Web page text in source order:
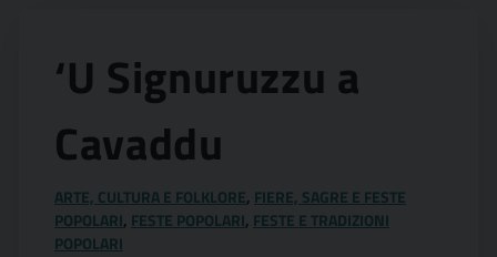
‘U Signuruzzu a
Cavaddu
ARTE, CULTURA E FOLKLORE, FIERE, SAGRE E FESTE
POPOLARI, FESTE POPOLARI, FESTE E TRADIZIONI
POPOLARI